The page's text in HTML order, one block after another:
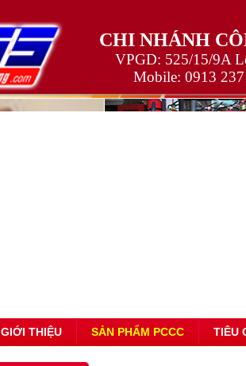
CHI NHÁNH
VPGD: 525/15/9A
Mobile: 0913
GIỚI THIỆU SẢN PHẨM PCCC TIÊU